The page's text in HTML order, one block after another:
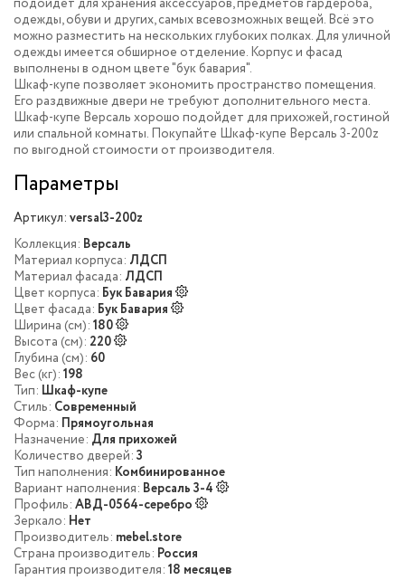
подойдет для хранения аксессуаров, предметов гардероба,
одежды, обуви и других, самых всевозможных вещей. Всё это
можно разместить на нескольких глубоких полках. Для уличной
одежды имеется обширное отделение. Корпус и фасад
выполнены в одном цвете "бук бавария".
Шкаф-купе позволяет экономить пространство помещения.
Его раздвижные двери не требуют дополнительного места.
Шкаф-купе Версаль хорошо подойдет для прихожей, гостиной
или спальной комнаты. Покупайте Шкаф-купе Версаль 3-200z
по выгодной стоимости от производителя.
Параметры
Артикул: versal3-200z
Коллекция: Версаль
Материал корпуса: ЛДСП
Материал фасада: ЛДСП
Цвет корпуса: Бук Бавария
Цвет фасада: Бук Бавария
Ширина (см): 180
Высота (см): 220
Глубина (см): 60
Вес (кг): 198
Тип: Шкаф-купе
Стиль: Современный
Форма: Прямоугольная
Назначение: Для прихожей
Количество дверей: 3
Тип наполнения: Комбинированное
Вариант наполнения: Версаль 3-4
Профиль: АВД-0564-серебро
Зеркало: Нет
Производитель: mebel.store
Страна производитель: Россия
Гарантия производителя: 18 месяцев